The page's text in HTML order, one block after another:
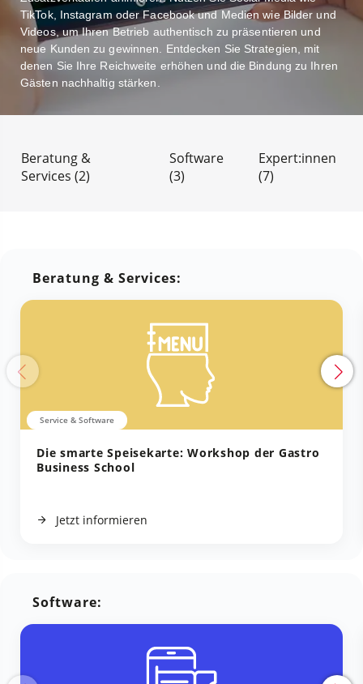
TikTok, Instagram oder Facebook und Medien wie Bilder und
Videos, um Ihren Betrieb authentisch zu präsentieren und
neue Kunden zu gewinnen. Entdecken Sie Strategien, mit
denen Sie Ihre Reichweite erhöhen und die Bindung zu Ihren
Gästen nachhaltig stärken.
Beratung &
Services (2)
Software
(3)
Expert:innen
(7)
Beratung & Services:
Service & Software
Die smarte Speisekarte: Workshop der Gastro
Business School
Jetzt informieren
Software: